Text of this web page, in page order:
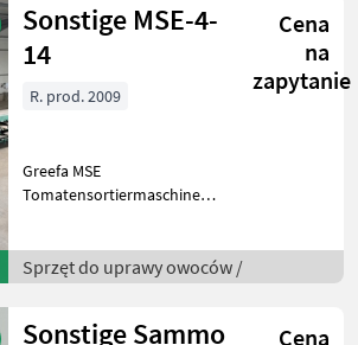
Sonstige MSE-4-
14
Cena
na
zapytanie
R. prod. 2009
Greefa MSE
TomatensortiermaschineBaujahr
Vereinzeler (Baujahr
2015)Elektronische Waagen
AusgängenFörderband für
Sprzęt do uprawy owoców /
Sonstige Sammo
Cena